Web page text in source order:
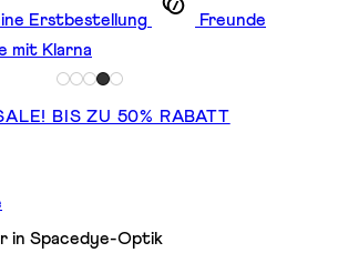
Erstbestellung
Freunde
mit Klarna
BIS ZU 50% RABATT
in Spacedye-Optik